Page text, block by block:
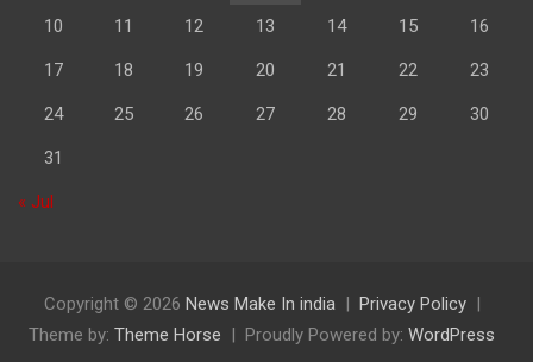
10 11 12 13 14 15 16
17 18 19 20 21 22 23
24 25 26 27 28 29 30
31
« Jul
Copyright © 2026 News Make In india
Privacy Policy
Theme by: Theme Horse Proudly Powered by: WordPress